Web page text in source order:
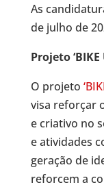
As
de julho de
Projeto ‘BIKE
O projeto
visa reforçar
e criativo no
e atividades
geração de
reforcem a